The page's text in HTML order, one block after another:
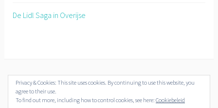
De Lidl Saga in Overijse
© Overijse Plus 2018-2019
Privacy & Cookies: This site uses cookies. By continuing to use this website, you
agree to their use.
To find out more, including how to control cookies, see here: Cookiebeleid